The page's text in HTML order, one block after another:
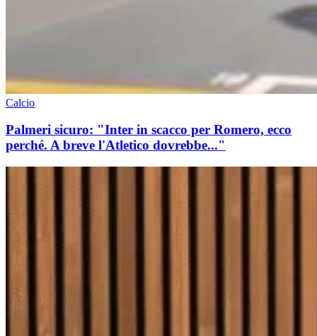
Calcio
Palmeri sicuro: "Inter in scacco per Romero, ecco
perché. A breve l'Atletico dovrebbe..."